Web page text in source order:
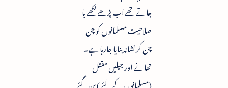
جاتے تھے اب پڑھے لکھے با
صلاحیت مسلمانوں کو چن
چن کر نشانہ بنایا جارہا ہے۔
تھانے اور جیلیں مقتل
(مسلمانوں کے لئے ) بن گئے